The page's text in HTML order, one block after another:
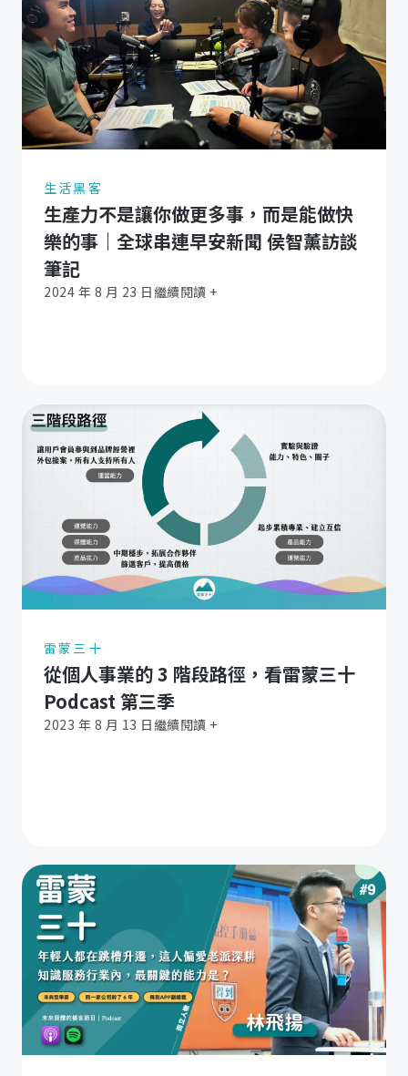
生活黑客
生產力不是讓你做更多事，而是能做快
樂的事｜全球串連早安新聞 侯智薰訪談
筆記
2024 年 8 月 23 日 繼續閱讀 +
雷蒙三十
從個人事業的 3 階段路徑，看雷蒙三十
Podcast 第三季
2023 年 8 月 13 日 繼續閱讀 +